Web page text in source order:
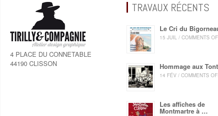
4 PLACE DU CONNETABLE
44190 CLISSON
TRAVAUX RÉCENTS
Le Cri du
15 JUIL / COMMENTS
Hommage aux
14 FÉV / COMMENTS
Les affiches de
Montmartre à …